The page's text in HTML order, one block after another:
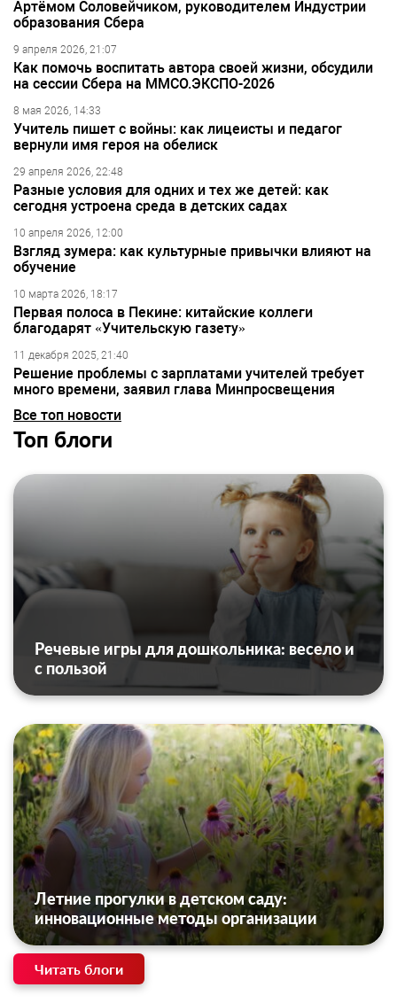
Артёмом Соловейчиком, руководителем Индустрии
образования Сбера
9 апреля 2026, 21:07
Как помочь воспитать автора своей жизни, обсудили
на сессии Сбера на ММСО.ЭКСПО-2026
8 мая 2026, 14:33
Учитель пишет с войны: как лицеисты и педагог
вернули имя героя на обелиск
29 апреля 2026, 22:48
Разные условия для одних и тех же детей: как
сегодня устроена среда в детских садах
10 апреля 2026, 12:00
Взгляд зумера: как культурные привычки влияют на
обучение
10 марта 2026, 18:17
Первая полоса в Пекине: китайские коллеги
благодарят «Учительскую газету»
11 декабря 2025, 21:40
Решение проблемы с зарплатами учителей требует
много времени, заявил глава Минпросвещения
Все топ новости
Топ блоги
Речевые игры для дошкольника: весело и
с пользой
Летние прогулки в детском саду:
инновационные методы организации
Читать блоги